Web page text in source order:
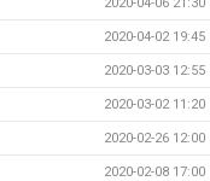
2020-04-02 19:45
2020-03-03 12:55
2020-03-02 11:20
2020-02-26 12:00
2020-02-08 17:00